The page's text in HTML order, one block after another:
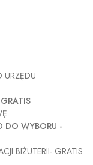
URZĘDU
DO WYBORU -
BIŻUTERII- GRATIS